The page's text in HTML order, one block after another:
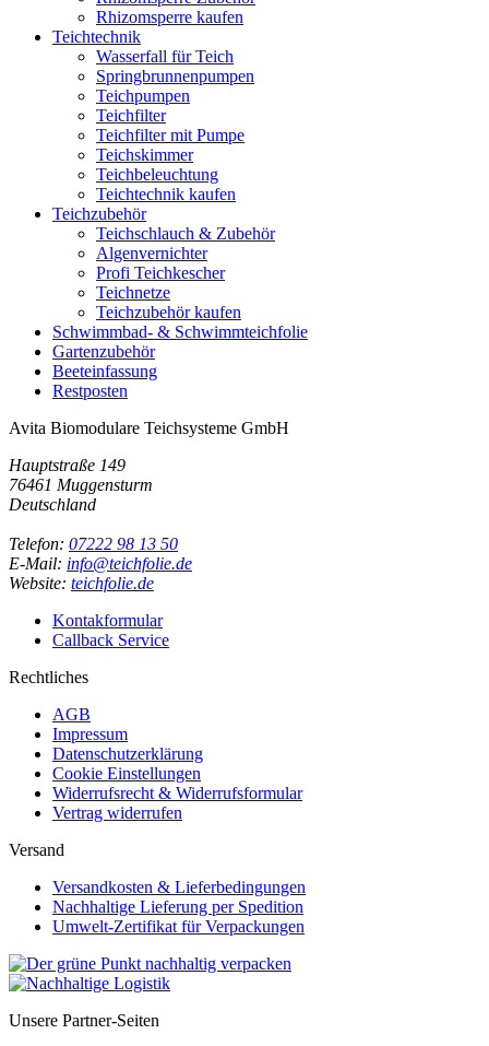
Rhizomsperre kaufen
Teichtechnik
Wasserfall für Teich
Springbrunnenpumpen
Teichpumpen
Teichfilter
Teichfilter mit Pumpe
Teichskimmer
Teichbeleuchtung
Teichtechnik kaufen
Teichzubehör
Teichschlauch & Zubehör
Algenvernichter
Profi Teichkescher
Teichnetze
Teichzubehör kaufen
Schwimmbad- & Schwimmteichfolie
Gartenzubehör
Beeteinfassung
Restposten
Avita Biomodulare Teichsysteme GmbH
Hauptstraße 149
76461 Muggensturm
Deutschland
Telefon: 07222 98 13 50
E-Mail: info@teichfolie.de
Website: teichfolie.de
Kontakformular
Callback Service
Rechtliches
AGB
Impressum
Datenschutzerklärung
Cookie Einstellungen
Widerrufsrecht & Widerrufsformular
Vertrag widerrufen
Versand
Versandkosten & Lieferbedingungen
Nachhaltige Lieferung per Spedition
Umwelt-Zertifikat für Verpackungen
Unsere Partner-Seiten